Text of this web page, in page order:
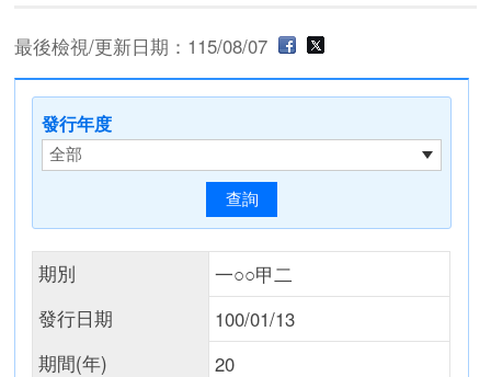
最後檢視/更新日期：115/08/07
發行年度
期別
一○○甲二
發行日期
100/01/13
期間(年)
20